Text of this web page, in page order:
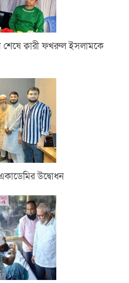
ক্বারী ফখরুল ইসলামকে
উদ্বোধন